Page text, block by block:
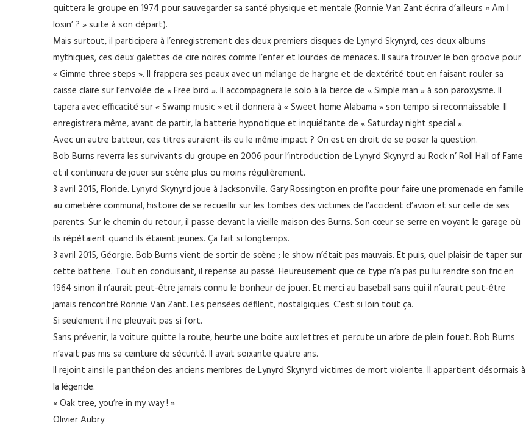
quittera le groupe en 1974 pour sauvegarder sa santé physique et mentale (Ronnie Van Zant écrira d’ailleurs « Am I
losin’ ? » suite à son départ).
Mais surtout, il participera à l’enregistrement des deux premiers disques de Lynyrd Skynyrd, ces deux albums
mythiques, ces deux galettes de cire noires comme l’enfer et lourdes de menaces. Il saura trouver le bon groove pour
« Gimme three steps ». Il frappera ses peaux avec un mélange de hargne et de dextérité tout en faisant rouler sa
caisse claire sur l’envolée de « Free bird ». Il accompagnera le solo à la tierce de « Simple man » à son paroxysme. Il
tapera avec efficacité sur « Swamp music » et il donnera à « Sweet home Alabama » son tempo si reconnaissable. Il
enregistrera même, avant de partir, la batterie hypnotique et inquiétante de « Saturday night special ».
Avec un autre batteur, ces titres auraient-ils eu le même impact ? On est en droit de se poser la question.
Bob Burns reverra les survivants du groupe en 2006 pour l’introduction de Lynyrd Skynyrd au Rock n’ Roll Hall of Fame
et il continuera de jouer sur scène plus ou moins régulièrement.
3 avril 2015, Floride. Lynyrd Skynyrd joue à Jacksonville. Gary Rossington en profite pour faire une promenade en famille
au cimetière communal, histoire de se recueillir sur les tombes des victimes de l’accident d’avion et sur celle de ses
parents. Sur le chemin du retour, il passe devant la vieille maison des Burns. Son cœur se serre en voyant le garage où
ils répétaient quand ils étaient jeunes. Ça fait si longtemps.
3 avril 2015, Géorgie. Bob Burns vient de sortir de scène ; le show n’était pas mauvais. Et puis, quel plaisir de taper sur
cette batterie. Tout en conduisant, il repense au passé. Heureusement que ce type n’a pas pu lui rendre son fric en
1964 sinon il n’aurait peut-être jamais connu le bonheur de jouer. Et merci au baseball sans qui il n’aurait peut-être
jamais rencontré Ronnie Van Zant. Les pensées défilent, nostalgiques. C’est si loin tout ça.
Si seulement il ne pleuvait pas si fort.
Sans prévenir, la voiture quitte la route, heurte une boite aux lettres et percute un arbre de plein fouet. Bob Burns
n’avait pas mis sa ceinture de sécurité. Il avait soixante quatre ans.
Il rejoint ainsi le panthéon des anciens membres de Lynyrd Skynyrd victimes de mort violente. Il appartient désormais à
la légende.
« Oak tree, you’re in my way ! »
Olivier Aubry